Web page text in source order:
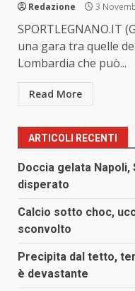
Redazione 3
SPORTLEGNANO.IT
una gara tra quelle
Lombardia che può...
Read More
ARTICOLI RECENTI
Doccia gelata
disperato
Calcio sotto choc,
sconvolto
Precipita dal tetto,
è devastante